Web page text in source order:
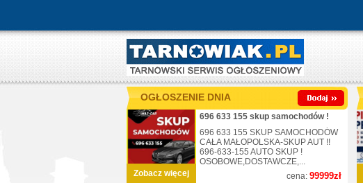
OGŁOSZENIE DNIA
Zobacz więcej cena: 99999zł
696 633 155 skup samochodów !
696 633 155 SKUP SAMOCHODÓW
CAŁA MAŁOPOLSKA-SKUP AUT !!
696-633-155 AUTO SKUP !
OSOBOWE,DOSTAWCZE,...